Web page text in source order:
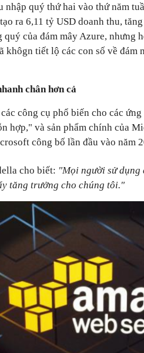
nhập quý thứ hai vào thứ năm
ra 6,11 tỷ USD doanh thu,
quý của đám mây Azure, nhưng
khôgn tiết lộ các con số về
chân hơn cả
công cụ phổ biến cho các
hợp," và sản phẩm chính của
công bố lần đầu vào năm
cho biết: "Mọi người sử dụng
tăng trưởng cho chúng tôi."